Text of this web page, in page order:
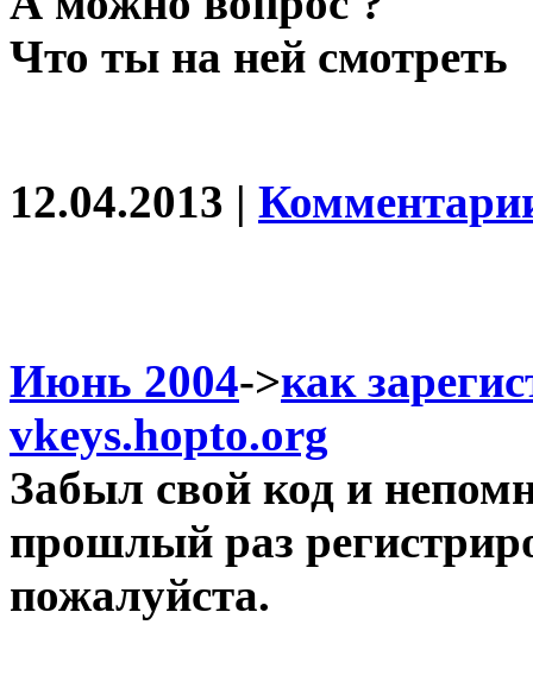
Что ты на ней смотреть
12.04.2013 |
Июнь 2004->как
vkeys.hopto.org
Забыл свой код и
прошлый раз
пожалуйста.